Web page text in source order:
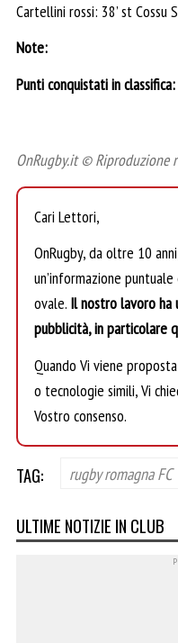
Cartellini rossi: 38’ st Cossu
Note:
Punti conquistati in classifica:
OnRugby.it © Riproduzione
Cari Lettori,
OnRugby, da oltre 10
un’informazione
ovale. Il nostro lavoro ha
pubblicità, in particolare
Quando Vi viene
o tecnologie simili, Vi
Vostro consenso.
TAG: rugby romagna FC
ULTIME NOTIZIE IN CLUB